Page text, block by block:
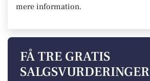
mere information.
FÅ TRE GRATIS
SALGSVURDERINGER